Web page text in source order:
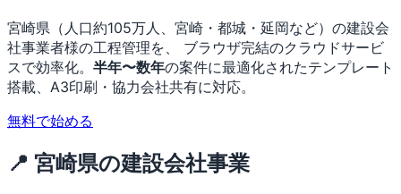
宮崎県（人口約105万人、宮崎・都城・延岡など）の建設会
社事業者様の工程管理を、 ブラウザ完結のクラウドサービ
スで効率化。 半年〜数年の案件に最適化されたテンプレート
搭載、A3印刷・協力会社共有に対応。
無料で始める
📍 宮崎県の建設会社事業